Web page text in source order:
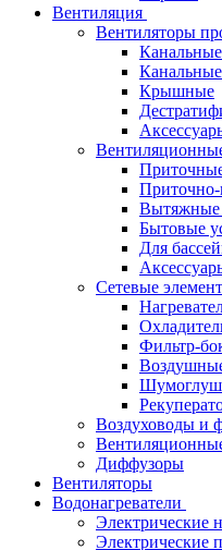
Вентиляция
Вентиляторы
Крышные
Вытяжные
Бытовые
Для
Сетевые
Фильтр-
Воздуховоды и
Диффузоры
Вентиляторы
Водонагреватели
Электрические
Электрические